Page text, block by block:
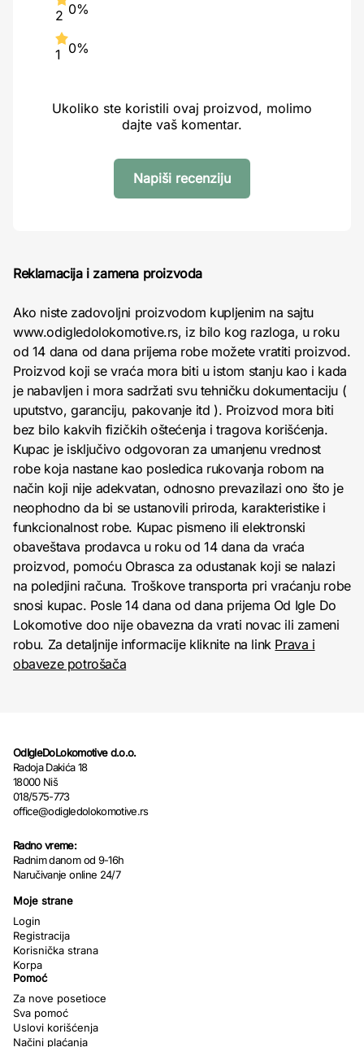
2 0%
1 0%
Ukoliko ste koristili ovaj proizvod, molimo
dajte vaš komentar.
Napiši recenziju
Reklamacija i zamena proizvoda
Ako niste zadovoljni proizvodom kupljenim na sajtu
www.odigledolokomotive.rs, iz bilo kog razloga, u roku
od 14 dana od dana prijema robe možete vratiti proizvod.
Proizvod koji se vraća mora biti u istom stanju kao i kada
je nabavljen i mora sadržati svu tehničku dokumentaciju (
uputstvo, garanciju, pakovanje itd ). Proizvod mora biti
bez bilo kakvih fizičkih oštećenja i tragova korišćenja.
Kupac je isključivo odgovoran za umanjenu vrednost
robe koja nastane kao posledica rukovanja robom na
način koji nije adekvatan, odnosno prevazilazi ono što je
neophodno da bi se ustanovili priroda, karakteristike i
funkcionalnost robe. Kupac pismeno ili elektronski
obaveštava prodavca u roku od 14 dana da vraća
proizvod, pomoću Obrasca za odustanak koji se nalazi
na poledjini računa. Troškove transporta pri vraćanju robe
snosi kupac. Posle 14 dana od dana prijema Od Igle Do
Lokomotive doo nije obavezna da vrati novac ili zameni
robu. Za detaljnije informacije kliknite na link Prava i
obaveze potrošača
OdIgleDoLokomotive d.o.o.
Radoja Dakića 18
18000 Niš
018/575-773
office@odigledolokomotive.rs
Radno vreme:
Radnim danom od 9-16h
Naručivanje online 24/7
Moje strane
Login
Registracija
Korisnička strana
Korpa
Pomoć
Za nove posetioce
Sva pomoć
Uslovi korišćenja
Načini plaćanja